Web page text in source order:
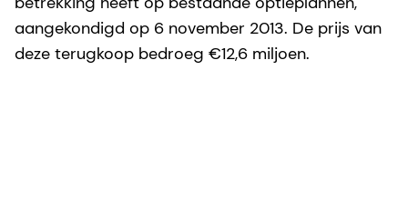
aangekondigd op 6 november 2013. De prijs van
deze terugkoop bedroeg €12,6 miljoen.